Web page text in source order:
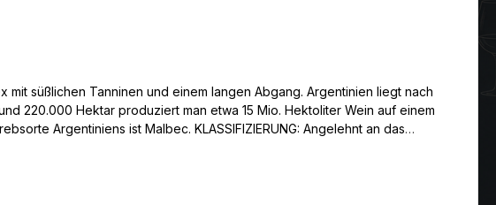
süßlichen Tanninen und einem langen Abgang. Argentinien liegt nach
220.000 Hektar produziert man etwa 15 Mio. Hektoliter Wein auf einem
KLASSIFIZIERUNG: Angelehnt an das
Siegeszug begonnen. Sie bringt vielschichtige Weine, deren